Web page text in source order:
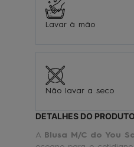
Lavar à mão
Não lavar a seco
DETALHES DO PRODUTO
A Blusa M/C do You